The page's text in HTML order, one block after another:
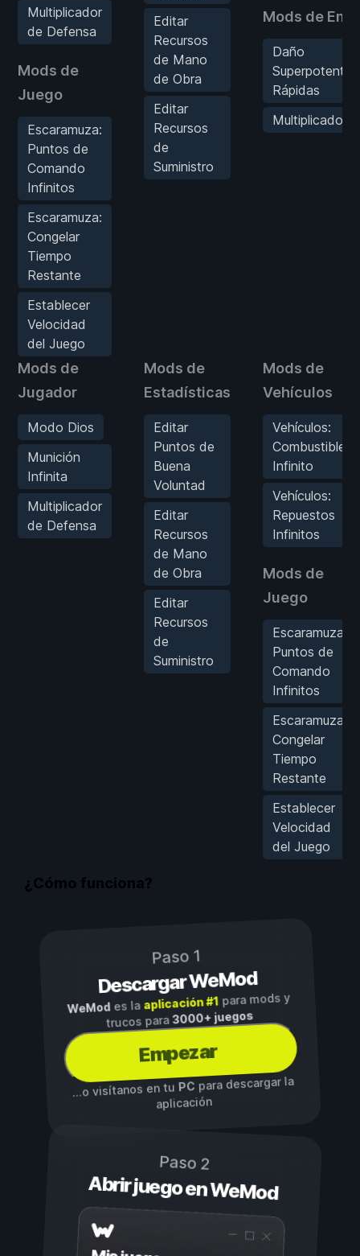
Multiplicador
de Defensa
Mods de
Juego
Escaramuza:
Puntos de
Comando
Infinitos
Escaramuza:
Congelar
Tiempo
Restante
Establecer
Velocidad
del Juego
Editar
Recursos
de Mano
de Obra
Editar
Recursos
de
Suministro
Mods de
Daño
Rápidas
Multiplicador
Mods de
Jugador
Modo Dios
Munición
Infinita
Multiplicador
de Defensa
Mods de
Estadísticas
Editar
Puntos de
Buena
Voluntad
Editar
Recursos
de Mano
de Obra
Editar
Recursos
de
Suministro
Mods de
Vehículos
Vehículos:
Combustible
Infinito
Vehículos:
Repuestos
Infinitos
Mods de
Juego
Escaramuza:
Puntos de
Comando
Infinitos
Escaramuza:
Congelar
Tiempo
Restante
Establecer
Velocidad
del Juego
¿Cómo funciona?
Paso 1
Descargar WeMod
WeMod es la aplicación #1para mods y
trucos para3000+ juegos
Empezar
...o visítanos en tuPCpara descargar la
aplicación
Paso 2
Abrir juego en WeMod